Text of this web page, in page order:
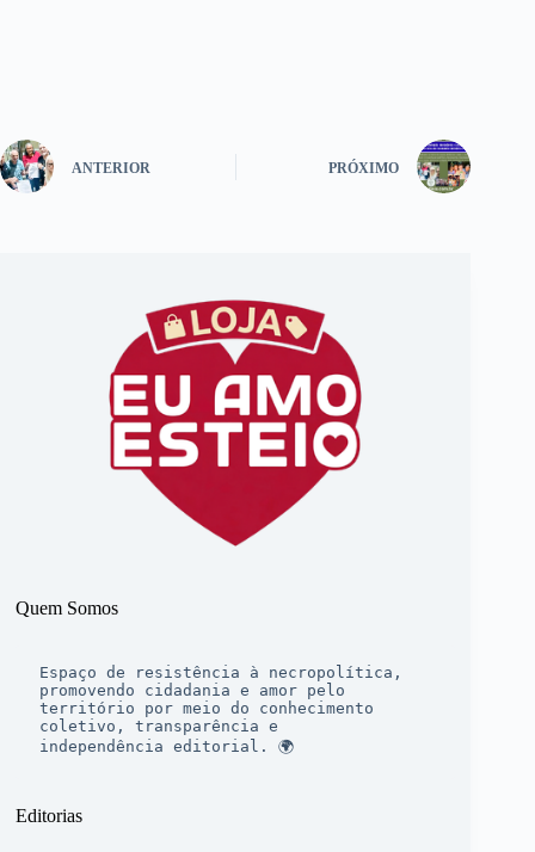
ANTERIOR PRÓXIMO
Quem Somos
Espaço de resistência à necropolítica,
promovendo cidadania e amor pelo
território por meio do conhecimento
coletivo, transparência e
independência editorial. 🌍
Editorias